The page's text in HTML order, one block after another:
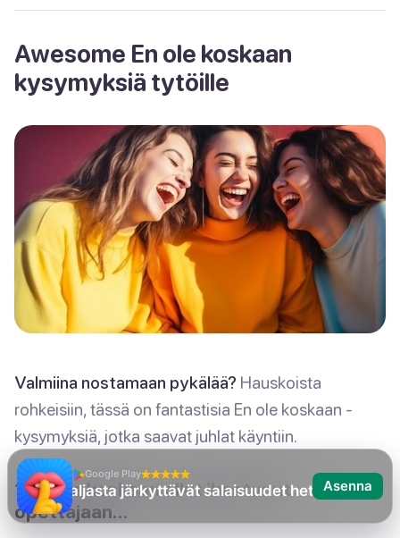
Awesome En ole koskaan
kysymyksiä tytöille
Valmiina nostamaan pykälää? Hauskoista
rohkeisiin, tässä on fantastisia En ole koskaan -
kysymyksiä, jotka saavat juhlat käyntiin.
1. En ole koskaan ollut ihastunut
opettajaan…
Google Play
En ole koskaan Asenna